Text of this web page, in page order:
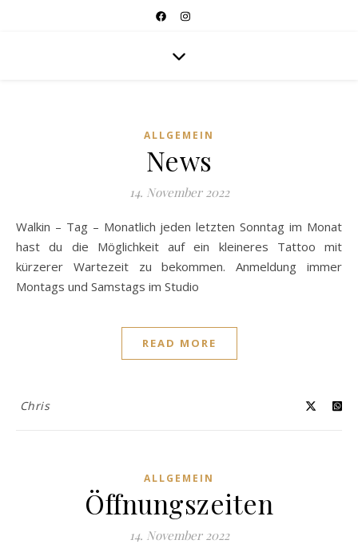
ALLGEMEIN
News
14. November 2022
Walkin – Tag – Monatlich jeden letzten Sonntag im Monat
hast du die Möglichkeit auf ein kleineres Tattoo mit
kürzerer Wartezeit zu bekommen. Anmeldung immer
Montags und Samstags im Studio
READ MORE
Chris
ALLGEMEIN
Öffnungszeiten
14. November 2022